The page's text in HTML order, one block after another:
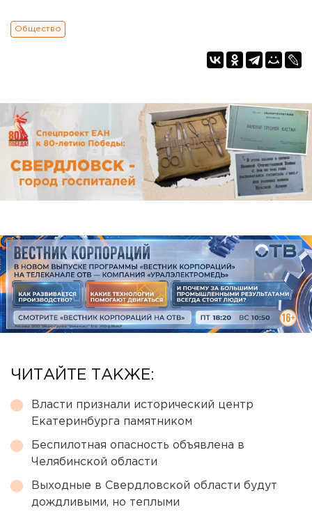
Общество
ЧИТАЙТЕ ТАКЖЕ:
Власти признали исторический центр
Екатеринбурга памятником
Беспилотная опасность объявлена в
Челябинской области
Выходные в Свердловской области будут
дождливыми, но теплыми